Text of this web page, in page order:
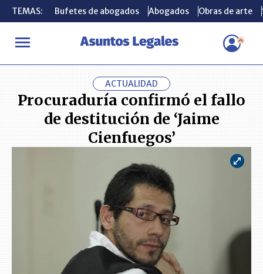
TEMAS: Bufetes de abogados Abogados Obras de arte
INICIO ACTUALIDAD Procuraduría confirmó el fallo de
TEMAS: Bufetes de abogados Abogados Obras de arte
ACTUALIDAD
Procuraduría confirmó el fallo
de destitución de ‘Jaime
Cienfuegos’